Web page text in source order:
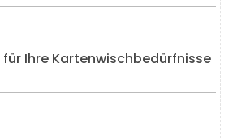
Ihre Kartenwischbedürfnisse